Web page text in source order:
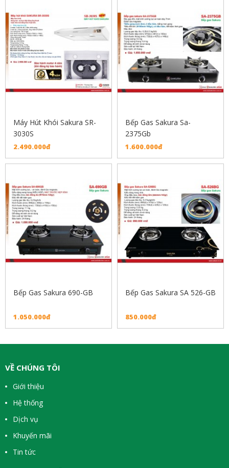
Máy Hút Khói Sakura SR-
3030S
2.490.000đ
Bếp Gas Sakura Sa-
2375Gb
1.600.000đ
Bếp Gas Sakura 690-GB
1.050.000đ
Bếp Gas Sakura SA 526-GB
850.000đ
VỀ CHÚNG TÔI
Giới thiệu
Hệ thống
Dịch vụ
Khuyến mãi
Tin tức